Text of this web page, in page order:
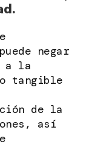
negar
a la
tangible
de la
así